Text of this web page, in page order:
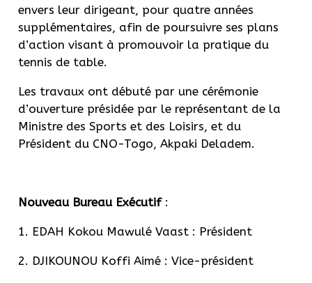
envers leur dirigeant, pour quatre années
supplémentaires, afin de poursuivre ses plans
d’action visant à promouvoir la pratique du
tennis de table.
Les travaux ont débuté par une cérémonie
d’ouverture présidée par le représentant de la
Ministre des Sports et des Loisirs, et du
Président du CNO-Togo, Akpaki Deladem.
Nouveau Bureau Exécutif:
1. EDAH Kokou Mawulé Vaast : Président
2. DJIKOUNOU Koffi Aimé : Vice-président